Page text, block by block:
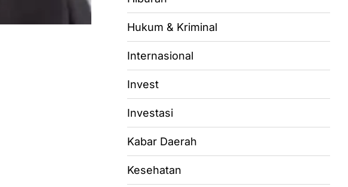
Hukum & Kriminal
Internasional
Invest
Investasi
Kabar Daerah
Kesehatan